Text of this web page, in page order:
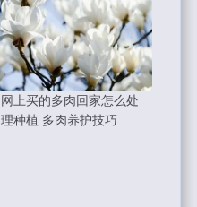
网上买的多肉回家怎么处
理种植 多肉养护技巧